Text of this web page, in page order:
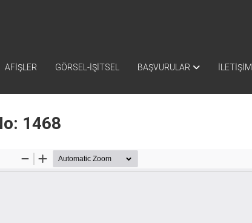
AFİŞLER GÖRSEL-İŞİTSEL BAŞVURULAR İLETİŞİM
1468